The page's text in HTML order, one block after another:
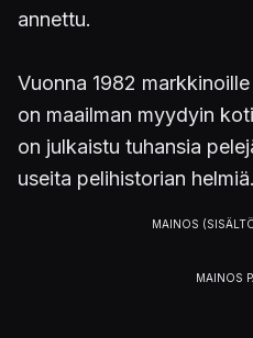
annettu.
Vuonna 1982
on maailman myydyin
on julkaistu tuhansia
useita pelihistorian helmiä.